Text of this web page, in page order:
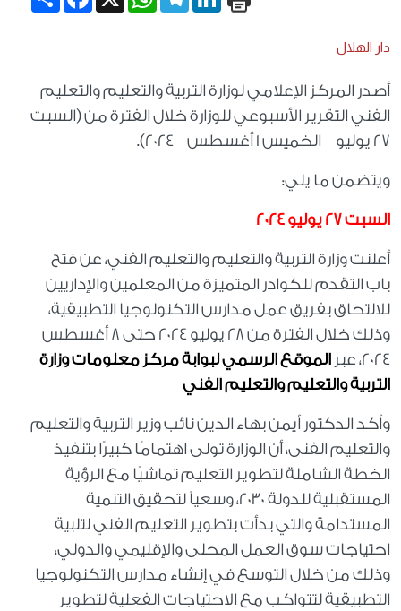
دار الهلال
أصدر المركز الإعلامي لوزارة التربية والتعليم والتعليم
الفني التقرير الأسبوعي للوزارة خلال الفترة من (السبت
27 يوليو – الخميس 1 أغسطس 2024).
ويتضمن ما يلي:
السبت 27 يوليو 2024
أعلنت وزارة التربية والتعليم والتعليم الفني، عن فتح
باب التقدم للكوادر المتميزة من المعلمين والإداريين
للالتحاق بفريق عمل مدارس التكنولوجيا التطبيقية،
وذلك خلال الفترة من 28 يوليو 2024 حتى 8 أغسطس
2024، عبر
الموقع الرسمي لبوابة مركز معلومات وزارة
التربية والتعليم والتعليم الفني
وأكد الدكتور أيمن بهاء الدين نائب وزير التربية والتعليم
والتعليم الفنى، أن الوزارة تولى اهتمامًا كبيرًا بتنفيذ
الخطة الشاملة لتطوير التعليم تماشيًا مع الرؤية
المستقبلية للدولة 2030، وسعياً لتحقيق التنمية
المستدامة والتي بدأت بتطوير التعليم الفني لتلبية
احتياجات سوق العمل المحلى والإقليمي والدولي،
وذلك من خلال التوسع في إنشاء مدارس التكنولوجيا
التطبيقية لتتواكب مع الاحتياجات الفعلية لتطوير